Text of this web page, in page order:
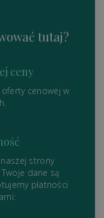
tutaj?
ceny
cenowej w
strony
dane są
płatności